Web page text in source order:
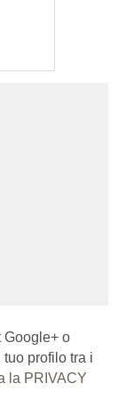
Google+ o
profilo tra i
la PRIVACY